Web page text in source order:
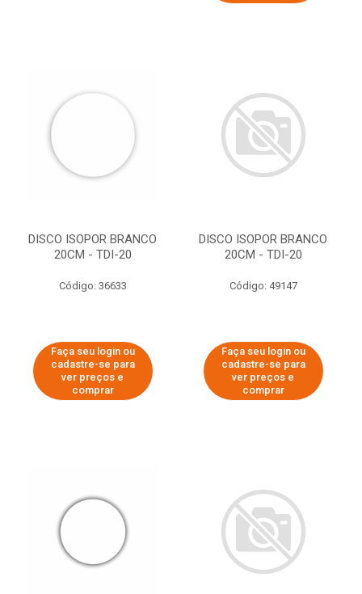
DISCO ISOPOR BRANCO
20CM - TDI-20
Código: 36633
Faça seu login ou
cadastre-se para
ver preços e
comprar
DISCO ISOPOR BRANCO
20CM - TDI-20
Código: 49147
Faça seu login ou
cadastre-se para
ver preços e
comprar